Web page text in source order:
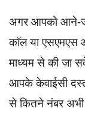
अगर आपको आने-
कॉल या एसएमएस
माध्यम से की जा
आपके केवाईसी
से कितने नंबर